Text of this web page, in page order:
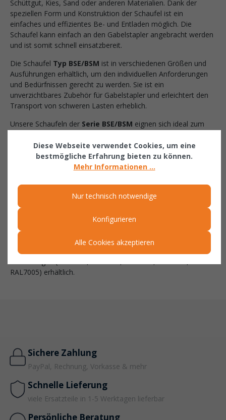
Schüttgut, Kies, Sand oder anderen Materialien. Dank der
speziellen Form und Konstruktion der Schaufel ist ein
einfaches und effizientes Be- und Entladen möglich. Die
Schaufel kann einfach an den Gabelstapler angebracht werden
und ist somit schnell einsatzbereit.
Die Schaufel Typ BSE/BSM ist in verschiedenen Größen und
Ausführungen erhältlich, um den individuellen Anforderungen
und Bedürfnissen gerecht zu werden. Sie ist ein
unverzichtbares Zubehör für Gabelstapler und erleichtert den
Transport von schweren Lasten erheblich.
Unsere Schaufeln der Serie BSE/BSM eignen sich ideal zum
ganz einfach mit den Gabelzinken aufgenommen werden und
das Kippen ist in jeder Höhe ganz bequem per Seilzug vom
Staplersitz aus möglich. Das Wannenblech verfügt über ein
Spezialstahl. An dem stabilen Grundrahmen wird die Schaufel
dann gegen unbeabsichtigtes Abrutschen gesichert.
sind in vier unterschiedlichen Ausführungen
(BSE = mechanisch mit Einfahrtaschen, BSM = mechanisch mit
Öffnungen für Gabelzinken, ), in 15 unterschiedlichen
Kapazitäten (0,50 m³-2,50 m³) sowie in 5 unterschiedlichen
RAL7005) erhältlich.
Sichere Zahlung
PayPal, Rechnung, Vorkasse & mehr
Schnelle Lieferung
viele Ersatzteile in 1-5 Werktagen lieferbar
Persönliche Beratung
Diese Webseite verwendet Cookies, um eine
bestmögliche Erfahrung bieten zu können.
Mehr Informationen ...
Nur technisch notwendige
Konfigurieren
Alle Cookies akzeptieren